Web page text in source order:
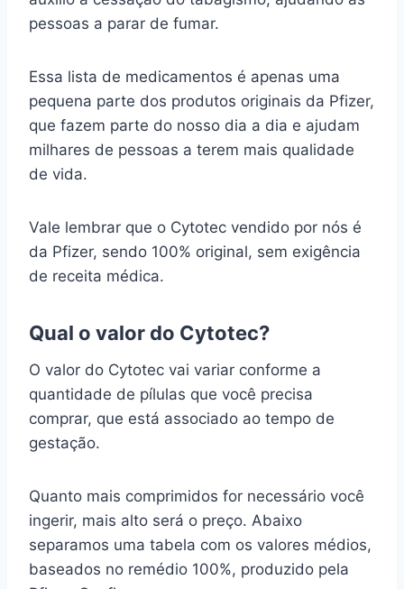
pessoas a parar de fumar.
Essa lista de medicamentos é apenas uma
pequena parte dos produtos originais da Pfizer,
que fazem parte do nosso dia a dia e ajudam
milhares de pessoas a terem mais qualidade
de vida.
Vale lembrar que o Cytotec vendido por nós é
da Pfizer, sendo 100% original, sem exigência
de receita médica.
Qual o valor do Cytotec?
O valor do Cytotec vai variar conforme a
quantidade de pílulas que você precisa
comprar, que está associado ao tempo de
gestação.
Quanto mais comprimidos for necessário você
ingerir, mais alto será o preço. Abaixo
separamos uma tabela com os valores médios,
baseados no remédio 100%, produzido pela